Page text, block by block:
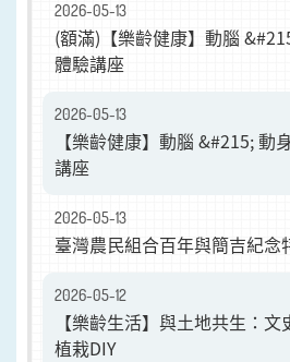
2026-05-13
(額滿)【樂齡健康】動腦
體驗講座
2026-05-13
【樂齡健康】動腦 &#215; 動
講座
2026-05-13
臺灣農民組合百年與簡吉紀念
2026-05-12
【樂齡生活】與土地共生：
植栽DIY